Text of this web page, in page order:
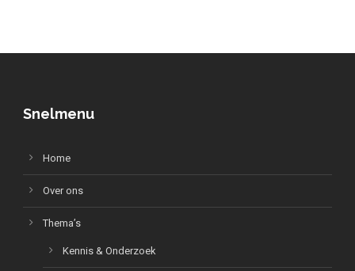
Snelmenu
Home
Over ons
Thema’s
Kennis & Onderzoek